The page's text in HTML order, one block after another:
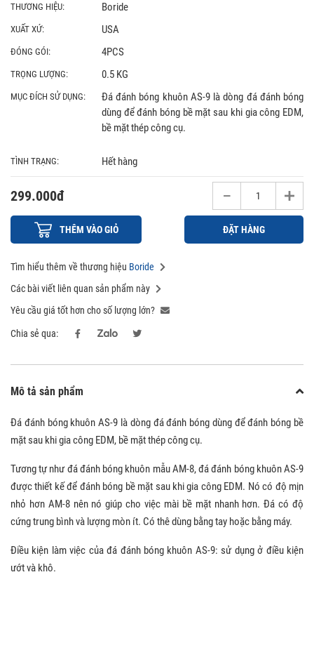
THƯƠNG HIỆU: Boride
XUẤT XỨ: USA
ĐÓNG GÓI: 4PCS
TRỌNG LƯỢNG: 0.5 KG
MỤC ĐÍCH SỬ DỤNG:
Đá đánh bóng khuôn AS-9 là dòng đá đánh bóng
dùng để đánh bóng bề mặt sau khi gia công EDM,
bề mặt thép công cụ.
TÌNH TRẠNG: Hết hàng
299.000đ
THÊM VÀO GIỎ ĐẶT HÀNG
Tìm hiểu thêm về thương hiệu Boride
Các bài viết liên quan sản phẩm này
Yêu cầu giá tốt hơn cho số lượng lớn?
Chia sẻ qua:
Mô tả sản phẩm
Đá đánh bóng khuôn AS-9 là dòng đá đánh bóng dùng để đánh bóng bề
mặt sau khi gia công EDM, bề mặt thép công cụ.
Tương tự như đá đánh bóng khuôn mẫu AM-8, đá đánh bóng khuôn AS-9
được thiết kế để đánh bóng bề mặt sau khi gia công EDM. Nó có độ mịn
nhỏ hơn AM-8 nên nó giúp cho việc mài bề mặt nhanh hơn. Đá có độ
cứng trung bình và lượng mòn ít. Có thê dùng bằng tay hoặc bằng máy.
Điều kiện làm việc của đá đánh bóng khuôn AS-9: sử dụng ở điều kiện
ướt và khô.